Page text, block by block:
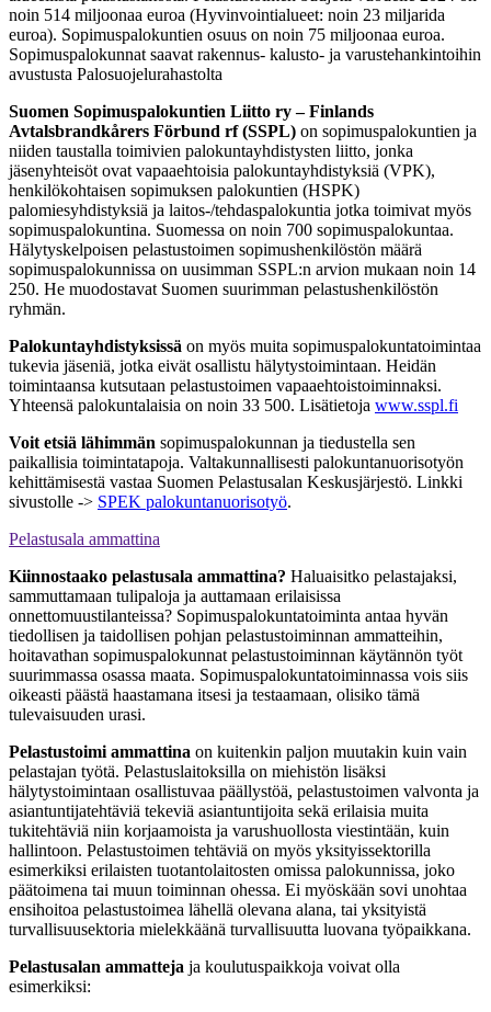
noin 514 miljoonaa euroa (Hyvinvointialueet: noin 23 miljarida
euroa). Sopimuspalokuntien osuus on noin 75 miljoonaa euroa.
Sopimuspalokunnat saavat rakennus- kalusto- ja varustehankintoihin
avustusta Palosuojelurahastolta
Suomen Sopimuspalokuntien Liitto ry – Finlands
Avtalsbrandkårers Förbund rf (SSPL) on sopimuspalokuntien ja
niiden taustalla toimivien palokuntayhdistysten liitto, jonka
jäsenyhteisöt ovat vapaaehtoisia palokuntayhdistyksiä (VPK),
henkilökohtaisen sopimuksen palokuntien (HSPK)
palomiesyhdistyksiä ja laitos-/tehdaspalokuntia jotka toimivat myös
sopimuspalokuntina. Suomessa on noin 700 sopimuspalokuntaa.
Hälytyskelpoisen pelastustoimen sopimushenkilöstön määrä
sopimuspalokunnissa on uusimman SSPL:n arvion mukaan noin 14
250. He muodostavat Suomen suurimman pelastushenkilöstön
ryhmän.
Palokuntayhdistyksissä on myös muita sopimuspalokuntatoimintaa
tukevia jäseniä, jotka eivät osallistu hälytystoimintaan. Heidän
toimintaansa kutsutaan pelastustoimen vapaaehtoistoiminnaksi.
Yhteensä palokuntalaisia on noin 33 500. Lisätietoja www.sspl.fi
Voit etsiä lähimmän sopimuspalokunnan ja tiedustella sen
paikallisia toimintatapoja. Valtakunnallisesti palokuntanuorisotyön
kehittämisestä vastaa Suomen Pelastusalan Keskusjärjestö. Linkki
sivustolle -> SPEK palokuntanuorisotyö.
Pelastusala ammattina
Kiinnostaako pelastusala ammattina? Haluaisitko pelastajaksi,
sammuttamaan tulipaloja ja auttamaan erilaisissa
onnettomuustilanteissa? Sopimuspalokuntatoiminta antaa hyvän
tiedollisen ja taidollisen pohjan pelastustoiminnan ammatteihin,
hoitavathan sopimuspalokunnat pelastustoiminnan käytännön työt
suurimmassa osassa maata. Sopimuspalokuntatoiminnassa vois siis
oikeasti päästä haastamana itsesi ja testaamaan, olisiko tämä
tulevaisuuden urasi.
Pelastustoimi ammattina on kuitenkin paljon muutakin kuin vain
pelastajan työtä. Pelastuslaitoksilla on miehistön lisäksi
hälytystoimintaan osallistuvaa päällystöä, pelastustoimen valvonta ja
asiantuntijatehtäviä tekeviä asiantuntijoita sekä erilaisia muita
tukitehtäviä niin korjaamoista ja varushuollosta viestintään, kuin
hallintoon. Pelastustoimen tehtäviä on myös yksityissektorilla
esimerkiksi erilaisten tuotantolaitosten omissa palokunnissa, joko
päätoimena tai muun toiminnan ohessa. Ei myöskään sovi unohtaa
ensihoitoa pelastustoimea lähellä olevana alana, tai yksityistä
turvallisuusektoria mielekkäänä turvallisuutta luovana työpaikkana.
Pelastusalan ammatteja ja koulutuspaikkoja voivat olla
esimerkiksi: